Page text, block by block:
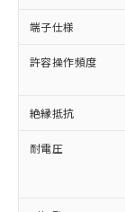
端子仕様
許容操作頻度
絶縁抵抗
耐電圧
(
非該当
害物質
仕入先
いたも
むを得
鉛(Pb)
六価クロ
類(PBB)
(PBDE)
「○」
基準値
「×」：
基準値
「－」
い合わせ
*中国
Pb(鉛)
Cr(Ⅵ)(六